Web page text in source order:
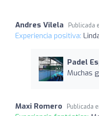
Andres Vilela Publicada
Experiencia positiva:
Padel
Muchas
Maxi Romero Publicada